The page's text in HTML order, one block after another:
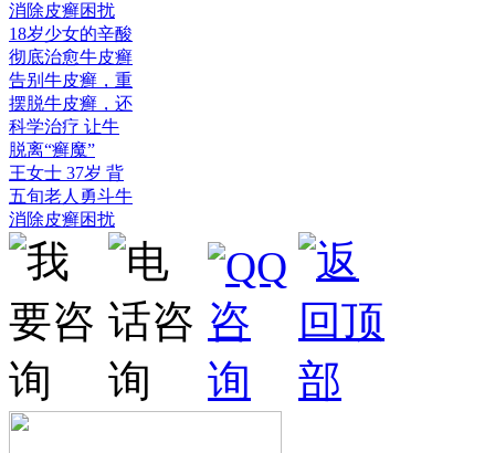
消除皮癣困扰
18岁少女的辛酸
彻底治愈牛皮癣
告别牛皮癣，重
摆脱牛皮癣，还
科学治疗 让牛
脱离“癣魔”
王女士 37岁 背
五旬老人勇斗牛
消除皮癣困扰